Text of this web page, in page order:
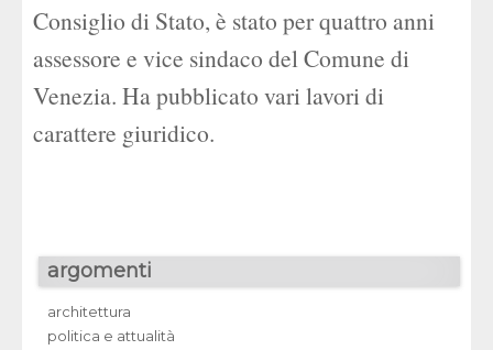
Consiglio di Stato, è stato per quattro anni
assessore e vice sindaco del Comune di
Venezia. Ha pubblicato vari lavori di
carattere giuridico.
argomenti
architettura
politica e attualità